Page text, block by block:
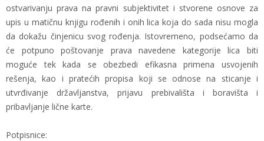
ostvarivanju prava na pravni subjektivitet i stvorene osnove za
upis u matičnu knjigu rođenih i onih lica koja do sada nisu mogla
da dokažu činjenicu svog rođenja. Istovremeno, podsećamo da
će potpuno poštovanje prava navedene kategorije lica biti
moguće tek kada se obezbedi efikasna primena usvojenih
rešenja, kao i pratećih propisa koji se odnose na sticanje i
utvrđivanje državljanstva, prijavu prebivališta i boravišta i
pribavljanje lične karte.
Potpisnice: